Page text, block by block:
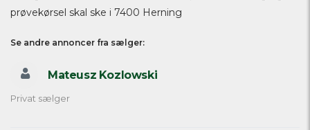
prøvekørsel skal ske i 7400 Herning
Se andre annoncer fra sælger:
Mateusz Kozlowski
Privat sælger